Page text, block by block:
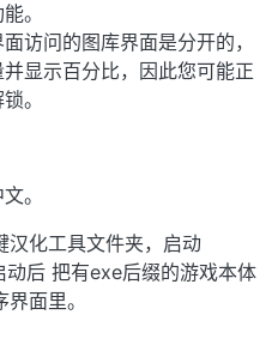
。
访问的图库界面是分开的，
显示百分比，因此您可能正
。
。
汉化工具文件夹，启动
后 把有exe后缀的游戏本体
面里。